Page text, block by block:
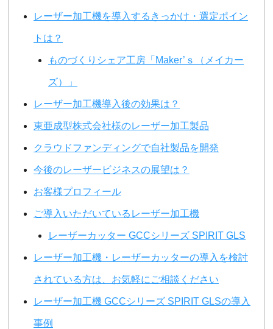
レーザー加工機を導入するきっかけ・選定ポイン
トは？
ものづくりシェア工房「Maker’ｓ（メイカー
ズ）」
レーザー加工機導入後の効果は？
東亜成型株式会社様のレーザー加工製品
クラウドファンディングで自社製品を開発
今後のレーザービジネスの展望は？
お客様プロフィール
ご導入いただいているレーザー加工機
レーザーカッター GCCシリーズ SPIRIT GLS
レーザー加工機・レーザーカッターの導入を検討
されている方は、お気軽にご相談ください
レーザー加工機 GCCシリーズ SPIRIT GLSの導入
事例